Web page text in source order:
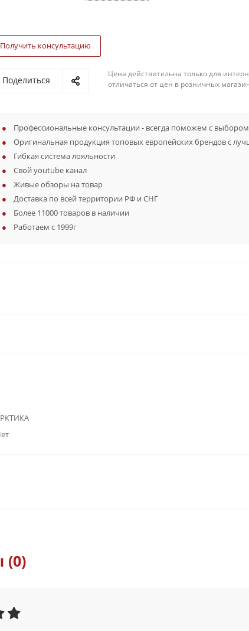
Получить консультацию
Поделиться
Цена действительна только для
отличаться от цен в розничных
Профессиональные консультации - всегда поможем с выбором
Оригинальная продукция топовых европейских брендов с
Гибкая система лояльности
Свой youtube канал
Живые обзоры на товар
Доставка по всей территории РФ и СНГ
Более 11000 товаров в наличии
Работаем с 1999г
(0)